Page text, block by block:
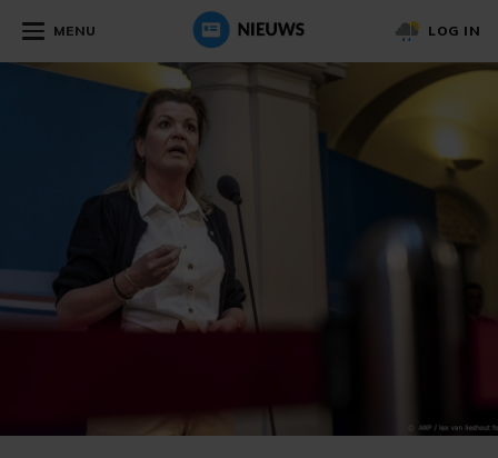
MENU LOG IN